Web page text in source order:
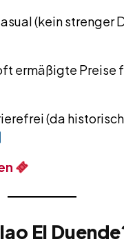
(kein strenger
ermäßigte Preise
(da
El